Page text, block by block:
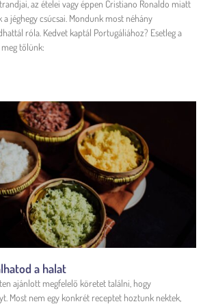
az ételei vagy éppen Cristiano Ronaldo miatt
a jéghegy csúcsai. Mondunk most néhány
róla. Kedvet kaptál Portugáliához? Esetleg a
tőlünk:
a halat
ajánlott megfelelő köretet találni, hogy
Most nem egy konkrét receptet hoztunk nektek,